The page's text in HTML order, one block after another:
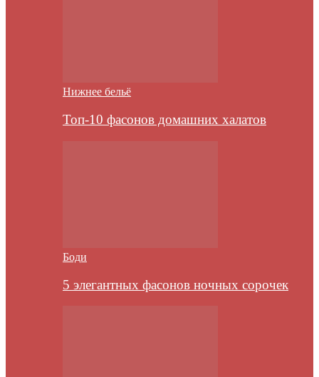
Нижнее бельё
Топ-10 фасонов домашних халатов
Боди
5 элегантных фасонов ночных сорочек